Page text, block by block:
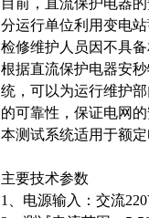
目前，直流保护电器
分运行单位利用变电
检修维护人员因不具
根据直流保护电器安
统，可以为运行维护
的可靠性，保证电网的
本测试系统适用于额
主要技术参数
1
、电源输入：交流